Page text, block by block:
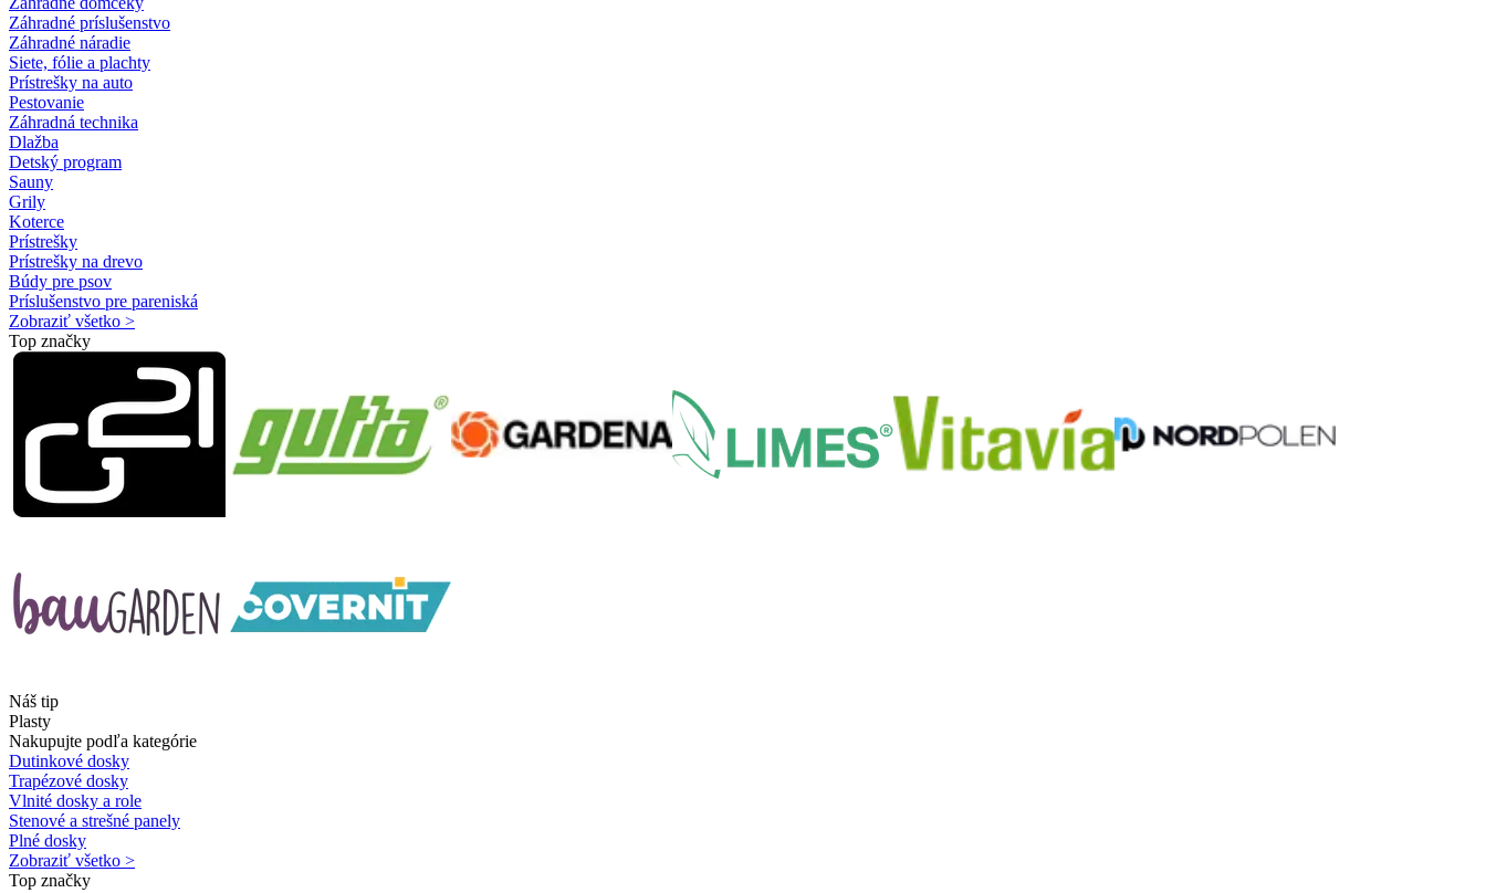
Záhradné príslušenstvo
Záhradné náradie
Siete, fólie a plachty
Prístrešky na auto
Pestovanie
Záhradná technika
Dlažba
Detský program
Sauny
Grily
Koterce
Prístrešky
Prístrešky na drevo
Búdy pre psov
Príslušenstvo pre pareniská
Zobraziť všetko >
Top značky
Náš tip
Plasty
Nakupujte podľa kategórie
Dutinkové dosky
Trapézové dosky
Vlnité dosky a role
Stenové a strešné panely
Plné dosky
Zobraziť všetko >
Top značky